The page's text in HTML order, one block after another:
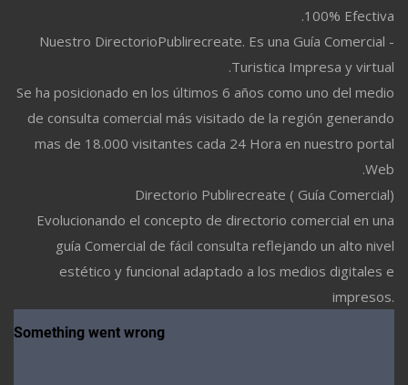
100% Efectiva.
Nuestro DirectorioPublirecreate. Es una Guía Comercial -
Turistica Impresa y virtual.
Se ha posicionado en los últimos 6 años como uno del medio
de consulta comercial más visitado de la región generando
mas de 18.000 visitantes cada 24 Hora en nuestro portal
Web.
Directorio Publirecreate ( Guía Comercial)
Evolucionando el concepto de directorio comercial en una
guía Comercial de fácil consulta reflejando un alto nivel
estético y funcional adaptado a los medios digitales e
impresos.